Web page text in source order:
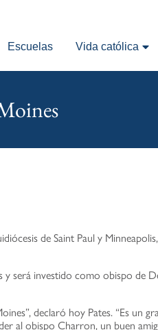
Escuelas Vida católica
de Saint Paul y
será investido como obispo de
declaró hoy Pates. “Es un
al obispo Charron, un buen